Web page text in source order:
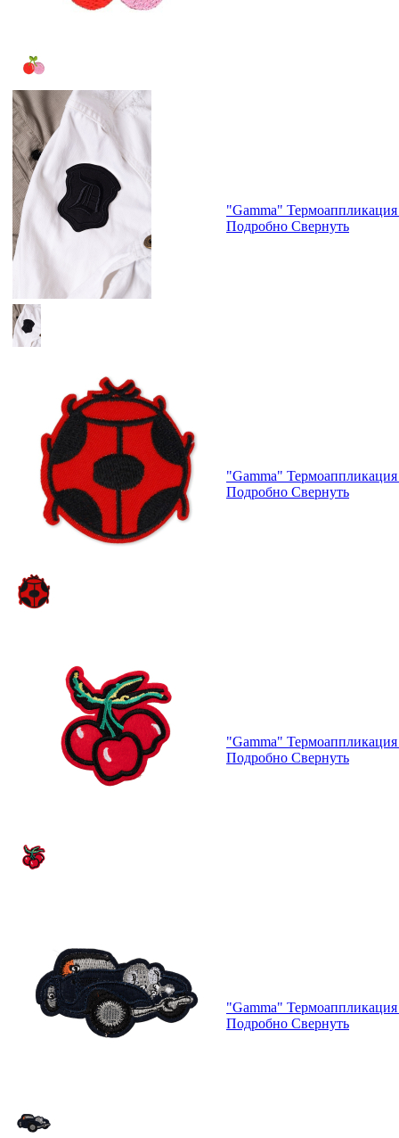
"Gamma"
Подробно Свернуть
"Gamma"
Подробно Свернуть
"Gamma"
Подробно Свернуть
"Gamma"
Подробно Свернуть